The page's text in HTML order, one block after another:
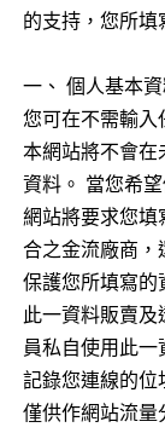
的支持，您所填
一、 個人基本
您可在不需輸入
本網站將不會在
資料。 當您希
網站將要求您填
合之金流廠商，
保護您所填寫的
此一資料販賣
員私自使用此
記錄您連線的位
僅供作網站流量